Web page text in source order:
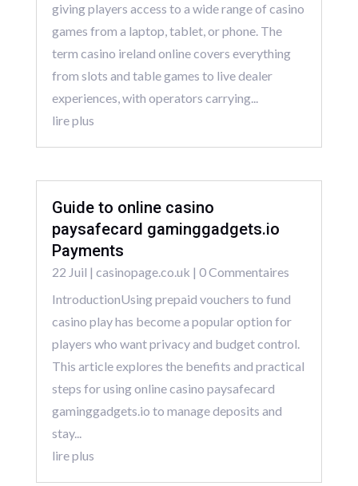
giving players access to a wide range of casino
games from a laptop, tablet, or phone. The
term casino ireland online covers everything
from slots and table games to live dealer
experiences, with operators carrying...
lire plus
Guide to online casino
paysafecard gaminggadgets.io
Payments
22 Juil | casinopage.co.uk | 0 Commentaires
IntroductionUsing prepaid vouchers to fund
casino play has become a popular option for
players who want privacy and budget control.
This article explores the benefits and practical
steps for using online casino paysafecard
gaminggadgets.io to manage deposits and
stay...
lire plus